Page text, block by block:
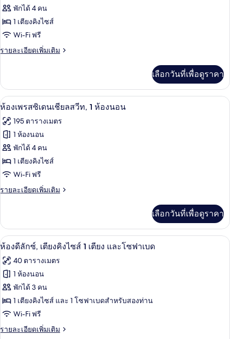
นอน,
ระเบียง
(Supreme,
Bedroom)
ของ
ห้อง
สวีท,
1
(Away,
1
Bedroom,
Super,
Terrace,)
พักได้ 4 คน
1 เตียงคิงไซส์
Wi-Fi ฟรี
รายละเอียดเพิ่มเติม
ราย
เกี่ยว
กับ
ห้อง
ท,
นอน
(Away,
Bedroom,
Super,
เลือกวันที่เพื่อดูราคา
เปิด
ภาพถ่าย
ทั้งหมด
ของ
ห้อง
เพรส
ซิ
เชีย
ล
สวีท,
1
ห้อง
นอน
ห้องเพรสซิเดนเชียลสวีท, 1 ห้องนอน
6
ห้องเพรสซิเดนเชียลสวีท, 1 ห้องนอน
195 ตารางเมตร
1 ห้องนอน
พักได้ 4 คน
1 เตียงคิงไซส์
Wi-Fi ฟรี
รายละเอียดเพิ่มเติม
ราย
เกี่ยว
กับ
ห้อง
ซิ
เดน
ล
สวี
ท,
ห้อง
เลือกวันที่เพื่อดูราคา
เปิด
ภาพถ่าย
ทั้งหมด
ของ
ห้อง
ดี
ลัก
ห้องดีลักซ์, เตียงคิงไซส์ 1 เตียง และโซ
7
ห้องดีลักซ์, เตียงคิงไซส์ 1 เตียง และโซฟาเบด
40 ตารางเมตร
1 ห้องนอน
พักได้ 3 คน
1 เตียงคิงไซส์ และ 1 โซฟาเบดสำหรับสองท่าน
Wi-Fi ฟรี
รายละเอียดเพิ่มเติม
ราย